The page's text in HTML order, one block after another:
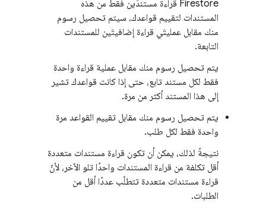
Firestore قراءة مستندَين فقط من هذه
المستندات لتقييم قواعدك، سيتم تحصيل رسوم
منك مقابل عمليتَي قراءة إضافيتَين للمستندات
التابعة.
يتم تحصيل رسوم منك مقابل عملية قراءة واحدة
فقط لكل مستند تابع، حتى إذا كانت قواعدك تشير
إلى هذا المستند أكثر من مرة.
يتم تحصيل رسوم منك مقابل تقييم القواعد مرة
واحدة فقط لكل طلب.
نتيجةً لذلك، يمكن أن تكون قراءة مستندات متعددة
أقل تكلفة من قراءة المستندات واحدًا تلو الآخر، لأنّ
قراءة مستندات متعددة تتطلّب عددًا أقل من
الطلبات.